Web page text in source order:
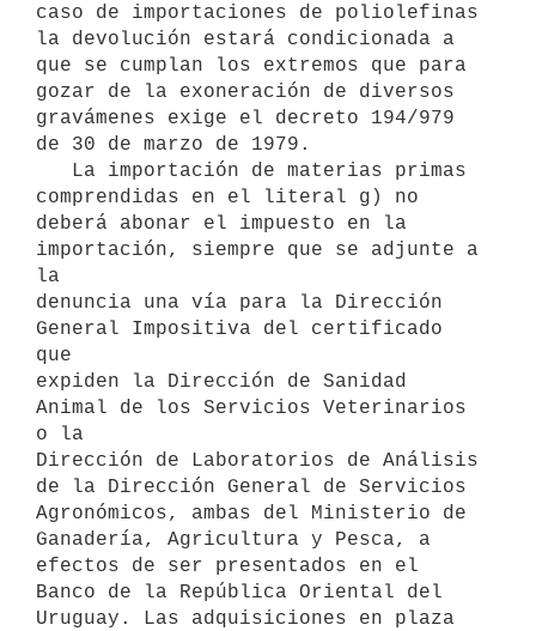
caso de importaciones de poliolefinas
la devolución estará condicionada a
que se cumplan los extremos que para
gozar de la exoneración de diversos
gravámenes exige el decreto 194/979
de 30 de marzo de 1979.
comprendidas en el literal g) no
deberá abonar el impuesto en la
importación, siempre que se adjunte a
la
denuncia una vía para la Dirección
General Impositiva del certificado
que
expiden la Dirección de Sanidad
Animal de los Servicios Veterinarios
o la
Dirección de Laboratorios de Análisis
de la Dirección General de Servicios
Agronómicos, ambas del Ministerio de
Ganadería, Agricultura y Pesca, a
efectos de ser presentados en el
Banco de la República Oriental del
Uruguay. Las adquisiciones en plaza